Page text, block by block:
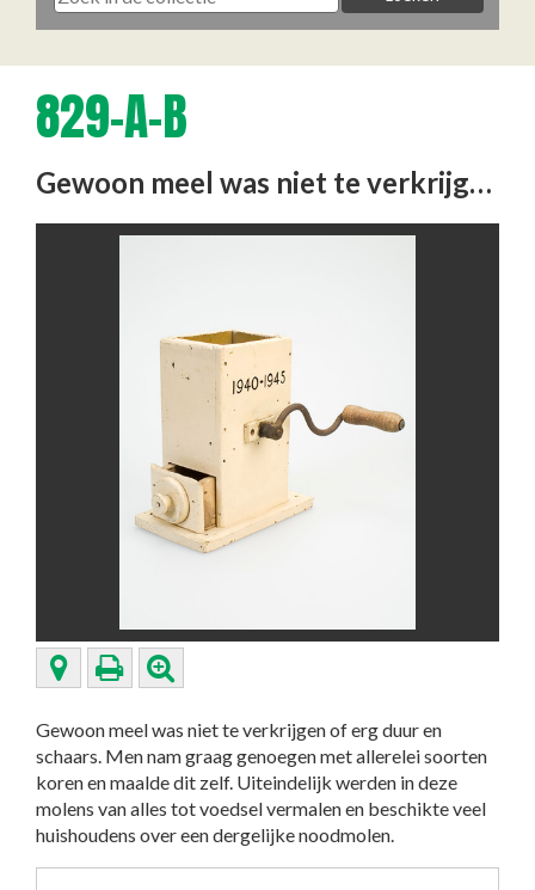
829-A-B
Gewoon meel was niet te verkrijgen of erg duur en schaars. Men nam graag genoegen met allerelei soorten koren en …
Gewoon meel was niet te verkrijgen of erg duur en
schaars. Men nam graag genoegen met allerelei soorten
koren en maalde dit zelf. Uiteindelijk werden in deze
molens van alles tot voedsel vermalen en beschikte veel
huishoudens over een dergelijke noodmolen.